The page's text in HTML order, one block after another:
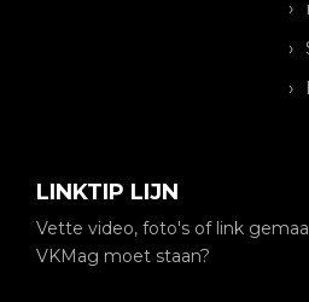
LINKTIP LIJN
Vette video, foto's of link
VKMag moet staan?